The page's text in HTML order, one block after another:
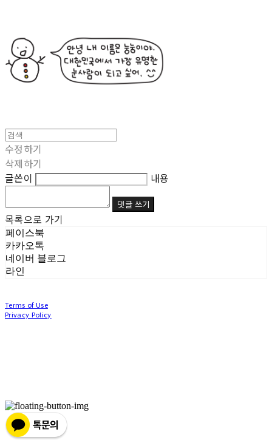
수정하기
삭제하기
글쓴이
내용
댓글 쓰기
목록으로 가기
페이스북
카카오톡
네이버 블로그
라인
Terms of Use
Privacy Policy